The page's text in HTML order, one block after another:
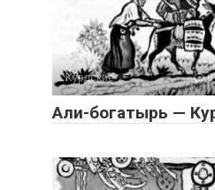
Курдские 0
Али-богатырь —